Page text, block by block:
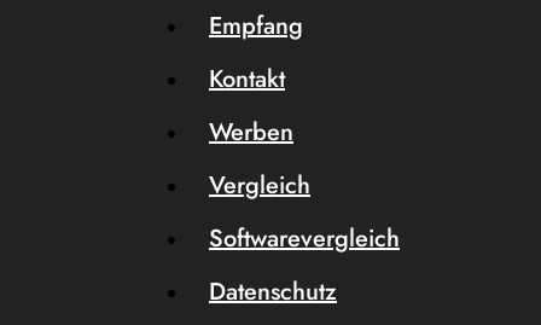
Empfang
Kontakt
Werben
Vergleich
Softwarevergleich
Datenschutz